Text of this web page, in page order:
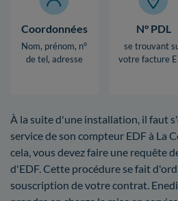
Coordonnées
Nom, prénom, n°
de tel, adresse
N° PDL
se trouvant
votre facture
À la suite d'une installation, il faut
service de son compteur EDF à La
cela, vous devez faire une requête
d'EDF. Cette procédure se fait
souscription de votre contrat.